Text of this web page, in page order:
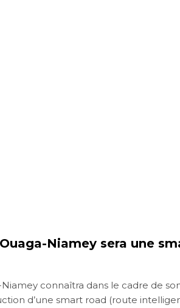
Niamey sera une
connaîtra dans le cadre de
d’une smart road (route